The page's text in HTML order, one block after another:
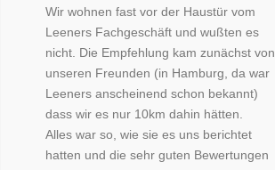
Wir wohnen fast vor der Haustür vom
Leeners Fachgeschäft und wußten es
nicht. Die Empfehlung kam zunächst von
unseren Freunden (in Hamburg, da war
Leeners anscheinend schon bekannt)
dass wir es nur 10km dahin hätten.
Alles war so, wie sie es uns berichtet
hatten und die sehr guten Bewertungen